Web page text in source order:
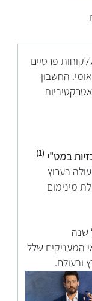
פרטיים
החשבון
(1)
בערוץ
מינימום
המעניקים שלל
ובעולם.